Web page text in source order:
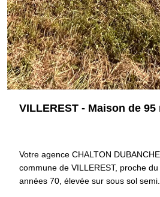
VILLEREST - Maison de 95
Votre agence CHALTON
commune de VILLEREST, proche
années 70, élevée sur sous sol